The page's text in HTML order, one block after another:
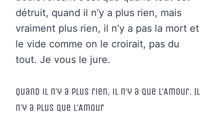
détruit, quand il n’y a plus rien, mais
vraiment plus rien, il n’y a pas la mort et
le vide comme on le croirait, pas du
tout. Je vous le jure.
Quand il n’y a plus rien, il n’y a que l’Amour. Il
n’y a plus que l’Amour